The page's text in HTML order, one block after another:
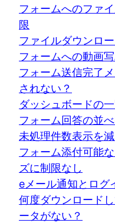
フォームへのファ
限
ファイルダウンロ
フォームへの動画
フォーム送信完了
されない？
ダッシュボードの
フォーム回答の並べ
未処理件数表示を
フォーム添付可能
ズに制限なし
eメール通知とログ
何度ダウンロード
ータがない？